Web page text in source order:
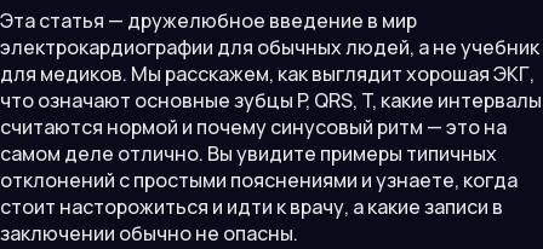
Эта статья — дружелюбное введение в мир
электрокардиографии для обычных людей, а не учебник
для медиков. Мы расскажем, как выглядит хорошая ЭКГ,
что означают основные зубцы P, QRS, T, какие интервалы
считаются нормой и почему синусовый ритм — это на
самом деле отлично. Вы увидите примеры типичных
отклонений с простыми пояснениями и узнаете, когда
стоит насторожиться и идти к врачу, а какие записи в
заключении обычно не опасны.